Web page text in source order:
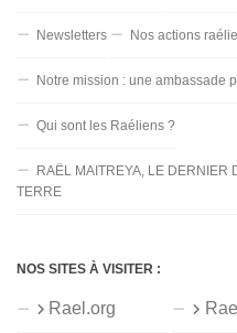
Newsletters Nos actions
Notre mission : une ambassade
Qui sont les Raéliens ?
RAËL MAITREYA, LE DERNIER
TERRE
NOS SITES À VISITER :
Rael.org